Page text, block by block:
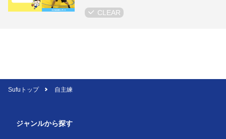
CLEAR
Sufuトップ 自主練
ジャンルから探す